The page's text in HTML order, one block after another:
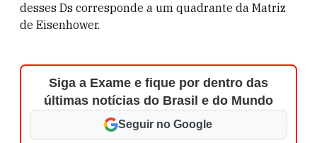
desses Ds corresponde a um quadrante da Matriz
de Eisenhower.
Siga a Exame e fique por dentro das
últimas notícias do Brasil e do Mundo
Seguir no Google